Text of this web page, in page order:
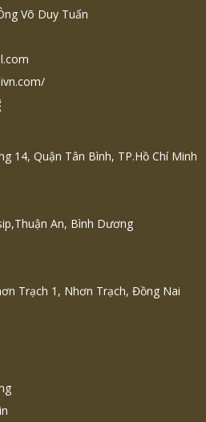
Võ Duy Tuấn
14, Quận Tân Bình, TP.Hồ Chí Minh
An, Bình Dương
Trạch 1, Nhơn Trạch, Đồng Nai